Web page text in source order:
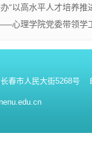
“以高水平人才培养推
心理学院党委带领学
春市人民大街5268号